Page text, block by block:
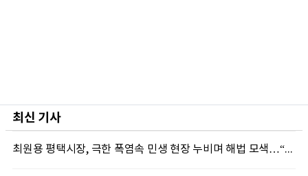
최신 기사
최원용 평택시장, 극한 폭염속 민생 현장 누비며 해법 모색…“현장에 답 있다”